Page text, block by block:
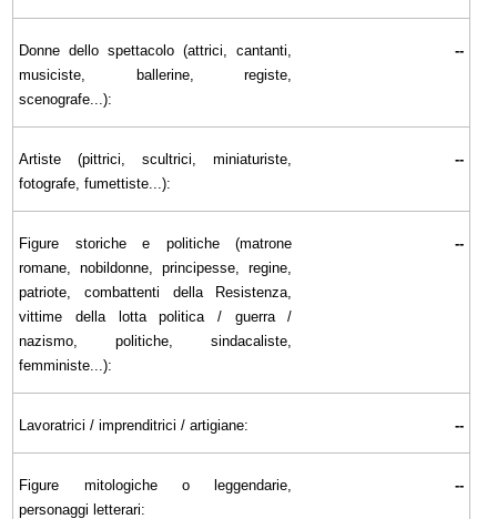
Donne dello spettacolo (attrici, cantanti,
musiciste, ballerine, registe,
scenografe...):
--
Artiste (pittrici, scultrici, miniaturiste,
fotografe, fumettiste...):
--
Figure storiche e politiche (matrone
romane, nobildonne, principesse, regine,
patriote, combattenti della Resistenza,
vittime della lotta politica / guerra /
nazismo, politiche, sindacaliste,
femministe...):
--
Lavoratrici / imprenditrici / artigiane: --
Figure mitologiche o leggendarie,
personaggi letterari:
--